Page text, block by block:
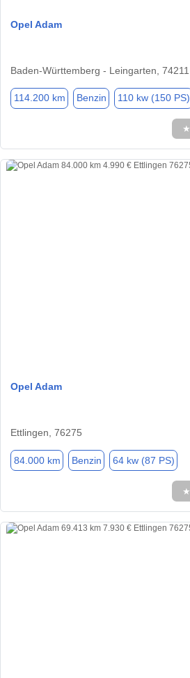
Opel Adam
Baden-Württemberg - Leingarten, 74211
114.200 km Benzin 110 kw (150 PS)
★
Opel Adam
Ettlingen, 76275
84.000 km Benzin 64 kw (87 PS)
★